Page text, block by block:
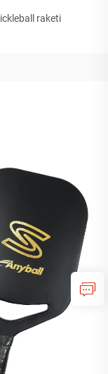
raketi